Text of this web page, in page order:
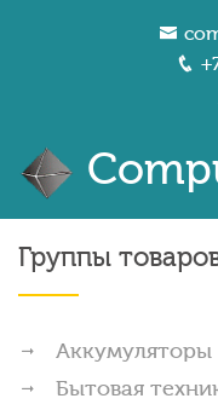
Группы
Аккумуляторы
Бытовая